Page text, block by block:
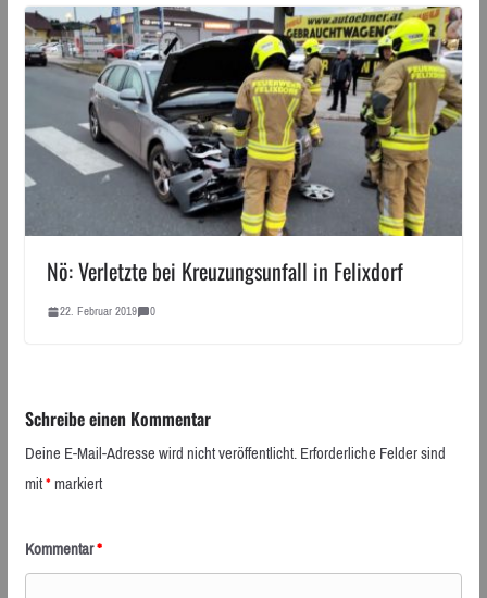
Nö: Verletzte bei Kreuzungsunfall in Felixdorf
22. Februar 2019 0
Schreibe einen Kommentar
Deine E-Mail-Adresse wird nicht veröffentlicht.Erforderliche Felder sind
mit*markiert
Kommentar*